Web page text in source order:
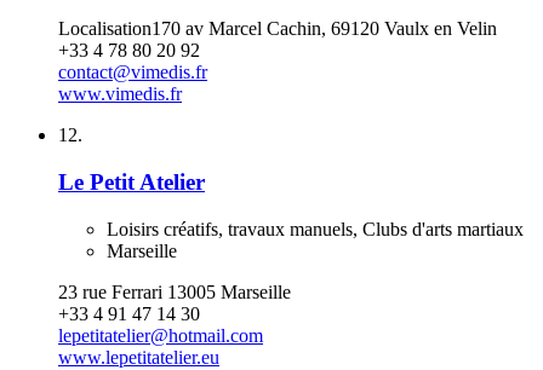
Localisation170 av Marcel Cachin, 69120 Vaulx en Velin
+33 4 78 80 20 92
contact@vimedis.fr
www.vimedis.fr
12.
Le Petit Atelier
Loisirs créatifs, travaux manuels, Clubs d'arts martiaux
Marseille
23 rue Ferrari 13005 Marseille
+33 4 91 47 14 30
lepetitatelier@hotmail.com
www.lepetitatelier.eu